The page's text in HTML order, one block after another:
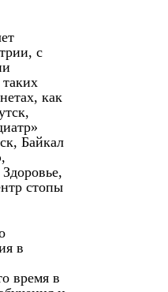
с
как
Байкал
стопы
в
время в